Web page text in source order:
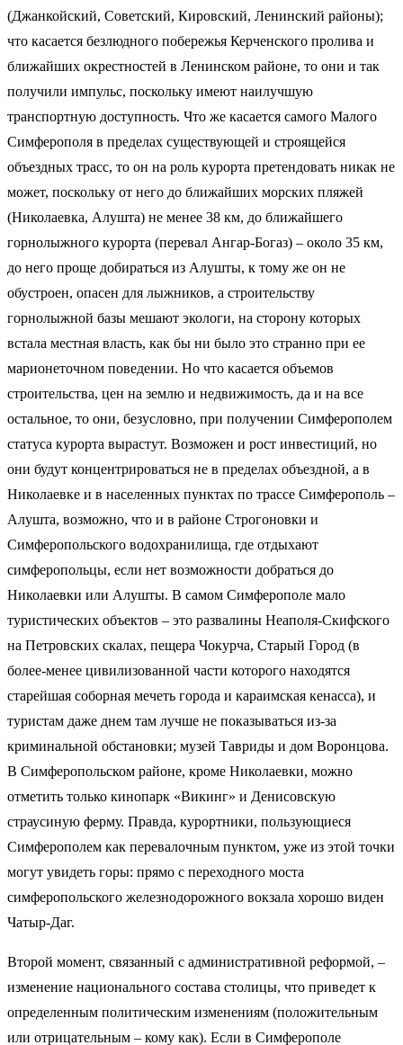
(Джанкойский, Советский, Кировский, Ленинский районы);
что касается безлюдного побережья Керченского пролива и
ближайших окрестностей в Ленинском районе, то они и так
получили импульс, поскольку имеют наилучшую
транспортную доступность. Что же касается самого Малого
Симферополя в пределах существующей и строящейся
объездных трасс, то он на роль курорта претендовать никак не
может, поскольку от него до ближайших морских пляжей
(Николаевка, Алушта) не менее 38 км, до ближайшего
горнолыжного курорта (перевал Ангар-Богаз) – около 35 км,
до него проще добираться из Алушты, к тому же он не
обустроен, опасен для лыжников, а строительству
горнолыжной базы мешают экологи, на сторону которых
встала местная власть, как бы ни было это странно при ее
марионеточном поведении. Но что касается объемов
строительства, цен на землю и недвижимость, да и на все
остальное, то они, безусловно, при получении Симферополем
статуса курорта вырастут. Возможен и рост инвестиций, но
они будут концентрироваться не в пределах объездной, а в
Николаевке и в населенных пунктах по трассе Симферополь –
Алушта, возможно, что и в районе Строгоновки и
Симферопольского водохранилища, где отдыхают
симферопольцы, если нет возможности добраться до
Николаевки или Алушты. В самом Симферополе мало
туристических объектов – это развалины Неаполя-Скифского
на Петровских скалах, пещера Чокурча, Старый Город (в
более-менее цивилизованной части которого находятся
старейшая соборная мечеть города и караимская кенасса), и
туристам даже днем там лучше не показываться из-за
криминальной обстановки; музей Тавриды и дом Воронцова.
В Симферопольском районе, кроме Николаевки, можно
отметить только кинопарк «Викинг» и Денисовскую
страусиную ферму. Правда, курортники, пользующиеся
Симферополем как перевалочным пунктом, уже из этой точки
могут увидеть горы: прямо с переходного моста
симферопольского железнодорожного вокзала хорошо виден
Чатыр-Даг.
Второй момент, связанный с административной реформой, –
изменение национального состава столицы, что приведет к
определенным политическим изменениям (положительным
или отрицательным – кому как). Если в Симферополе